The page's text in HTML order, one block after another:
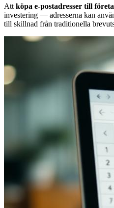
Att köpa e-postadresser till
investering — adresserna kan
till skillnad från traditionella